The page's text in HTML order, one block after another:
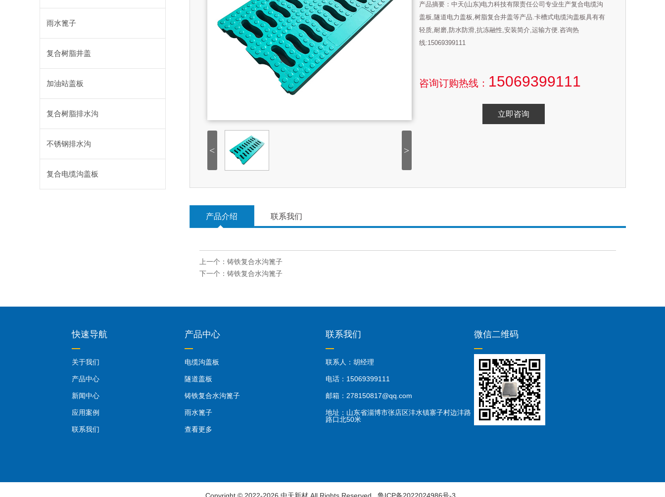
雨水篦子
复合树脂井盖
加油站盖板
复合树脂排水沟
不锈钢排水沟
复合电缆沟盖板
< >
产品摘要：中天(山东)电力科技有限责任公司专业生产复合电缆沟
盖板,隧道电力盖板,树脂复合井盖等产品.卡槽式电缆沟盖板具有有
轻质,耐磨,防水防滑,抗冻融性,安装简介,运输方便.咨询热
线:15069399111
咨询订购热线： 15069399111
立即咨询
产品介绍 联系我们
上一个： 铸铁复合水沟篦子
下一个： 铸铁复合水沟篦子
快速导航
关于我们
产品中心
新闻中心
应用案例
联系我们
产品中心
电缆沟盖板
隧道盖板
铸铁复合水沟篦子
雨水篦子
查看更多
联系我们
联系人：胡经理
电话：15069399111
邮箱：278150817@qq.com
地址：山东省淄博市张店区沣水镇寨子村边沣路
路口北50米
微信二维码